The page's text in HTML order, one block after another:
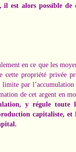
il est alors possible
en ce que les
cette propriété privée
limite par
de cet argent en
y régule toute
capitaliste,